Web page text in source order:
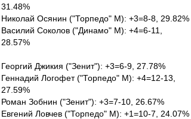
31.48%
Николай Осянин ("Торпедо" М): +3=8-8, 29.82%
Василий Соколов ("Динамо" М): +4=6-11,
28.57%
Георгий Джикия ("Зенит"): +3=6-9, 27.78%
Геннадий Логофет ("Торпедо" М): +4=12-13,
27.59%
Роман Зобнин ("Зенит"): +3=7-10, 26.67%
Евгений Ловчев ("Торпедо" М): +1=10-7, 24.07%